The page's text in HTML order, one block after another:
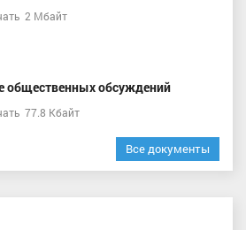
2 Мбайт
общественных обсуждений
77.8 Кбайт
Все документы